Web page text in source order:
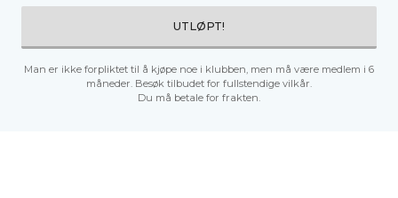
UTLØPT!
Man er ikke forpliktet til å kjøpe noe i klubben, men må være medlem i 6
måneder. Besøk tilbudet for fullstendige vilkår.
Du må betale for frakten.